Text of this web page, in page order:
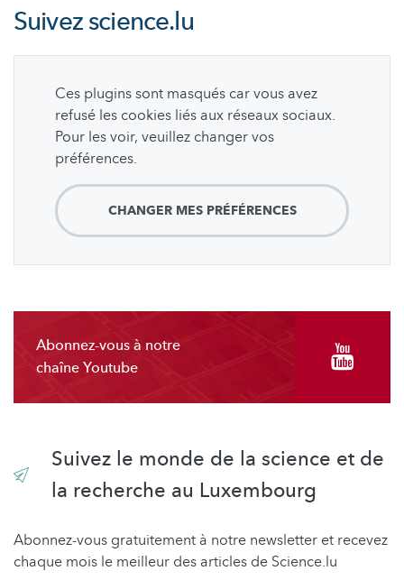
Suivezscience.lu
Ces plugins sont masqués car vous avez
refusé les cookies liés aux réseaux sociaux.
Pour les voir, veuillez changer vos
préférences.
CHANGER MES PRÉFÉRENCES
Abonnez-vous à notre
chaîne Youtube
Suivez le monde de la science et de
la recherche au Luxembourg
Abonnez-vous gratuitement à notre newsletter et recevez
chaque mois le meilleur des articles de Science.lu